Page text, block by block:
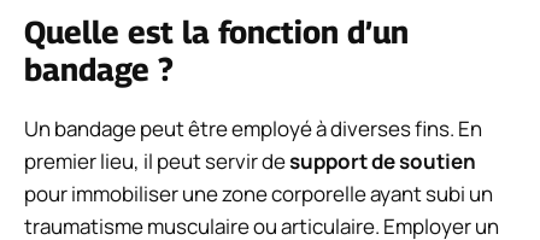
Quelle est la fonction d’un
bandage ?
Un bandage peut être employé à diverses fins. En
premier lieu, il peut servir desupport de soutien
pour immobiliser une zone corporelle ayant subi un
traumatisme musculaire ou articulaire. Employer un